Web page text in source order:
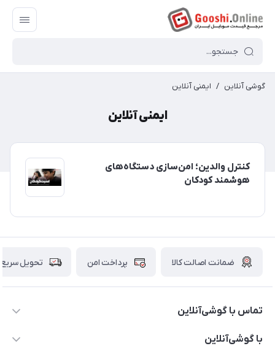
گوشی آنلاین / ایمنی آنلاین
ایمنی آنلاین
کنترل والدین؛ امن‌سازی دستگاه‌های
هوشمند کودکان
ضمانت اصالت کالا پرداخت امن تحویل سریع
تماس با گوشی‌آنلاین
۰۲۱91001221
با گوشی‌آنلاین